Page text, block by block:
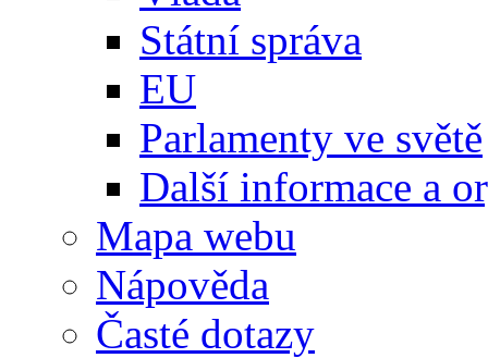
Státní správa
EU
Parlamenty ve světě
Další informace a
Mapa webu
Nápověda
Časté dotazy